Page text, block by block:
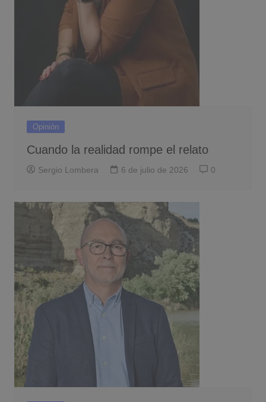
Opinión
Cuando la realidad rompe el relato
Sergio Lombera 6 de julio de 2026 0